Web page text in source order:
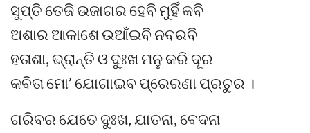
ସୁପ୍ତି ତେଜି ଉଜାଗର ହେବି ମୁହିଁ କବି
ଅଶାର ଆକାଶେ ଉଆଁଇବି ନବରବି
ହତାଶା, ଭ୍ରାନ୍ତି ଓ ଦୁଃଖ ମନୁ କରି ଦୂର
କବିତା ମୋ’ ଯୋଗାଇବ ପ୍ରେରଣା ପ୍ରଚୁର ।
ଗରିବର ଯେତେ ଦୁଃଖ, ଯାତନା, ବେଦନା